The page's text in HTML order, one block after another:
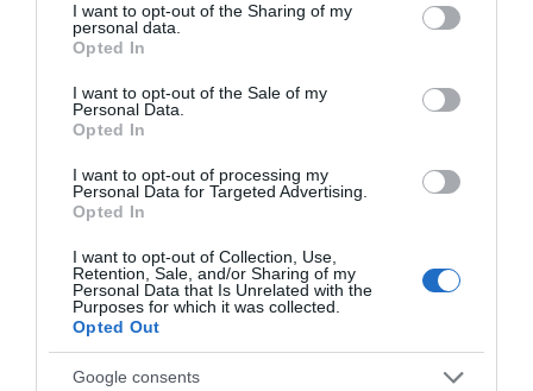
not limited to your visit or usage behaviour. You may click to
grant or deny consent to Google and its third-party tags to
use your data for below specified purposes in below Google
consent section.
I want to opt-out of the Sharing of my
personal data.
Opted In
I want to opt-out of the Sale of my
Personal Data.
Opted In
I want to opt-out of processing my
Personal Data for Targeted Advertising.
Opted In
I want to opt-out of Collection, Use,
Retention, Sale, and/or Sharing of my
Personal Data that Is Unrelated with the
Purposes for which it was collected.
Opted Out
Google consents
Επιπλέον, τονίζει ότι η κατάσχεση τραπεζικού
όταν έχει εξοφληθεί το 25% της οφειλής και
έχουν ρυθμιστεί οι υπόλοιπες υποχρεώσεις.
Παράλληλα, ζητείται αναπροσαρμογή του
ακατάσχετου ορίου από τα 1.250 ευρώ στα
1.800 ευρώ μηνιαίως, με βάση τον δείκτη
τιμών καταναλωτή.